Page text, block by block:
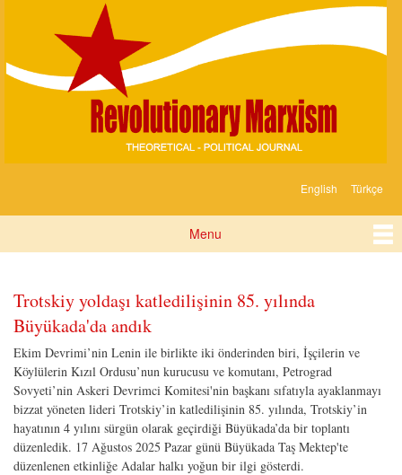
content
Marksizm
English Türkçe
Menu
Trotskiy yoldaşı katledilişinin 85. yılında
Büyükada'da andık
Ekim Devrimi’nin Lenin ile birlikte iki önderinden biri, İşçilerin ve
Köylülerin Kızıl Ordusu’nun kurucusu ve komutanı, Petrograd
Sovyeti’nin Askeri Devrimci Komitesi'nin başkanı sıfatıyla ayaklanmayı
bizzat yöneten lideri Trotskiy’in katledilişinin 85. yılında, Trotskiy’in
hayatının 4 yılını sürgün olarak geçirdiği Büyükada’da bir toplantı
düzenledik. 17 Ağustos 2025 Pazar günü Büyükada Taş Mektep'te
düzenlenen etkinliğe Adalar halkı yoğun bir ilgi gösterdi.
Pages